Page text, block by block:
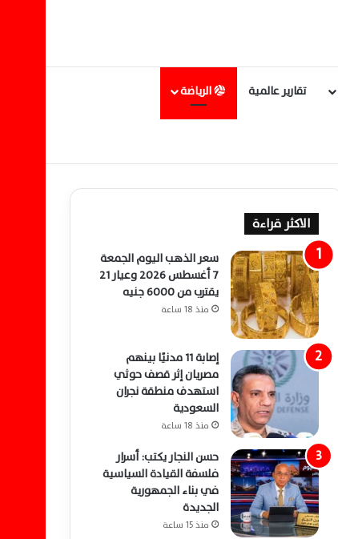
تقارير عالمية الرياضة
الاكثر قراءة
سعر الذهب اليوم الجمعة
7 أغسطس 2026 وعيار 21
يقترب من 6000 جنيه
منذ 18 ساعة
إصابة 11 مدنيًا بينهم
مصريان إثر قصف حوثي
استهدف منطقة نجران
السعودية
منذ 18 ساعة
حسن النجار يكتب: أسرار
فلسفة القيادة السياسية
في بناء الجمهورية
الجديدة
منذ 15 ساعة